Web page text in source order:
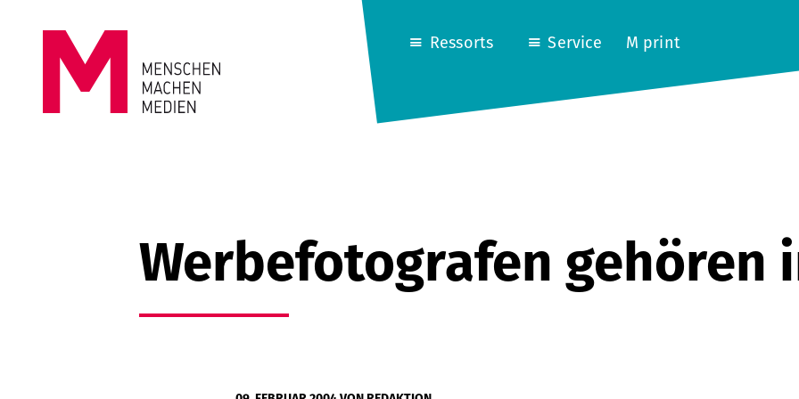
MEDIEN
Ressorts Service M print
Werbefotografen gehören